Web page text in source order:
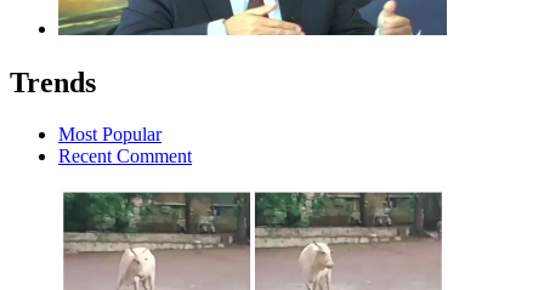
Trends
Most Popular
Recent Comment